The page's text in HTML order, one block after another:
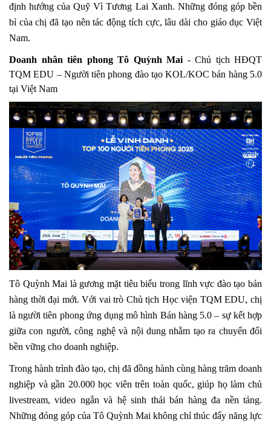
định hướng của Quỹ Vì Tương Lai Xanh. Những đóng góp bền
bỉ của chị đã tạo nên tác động tích cực, lâu dài cho giáo dục Việt
Nam.
Doanh nhân tiên phong Tô Quỳnh Mai - Chủ tịch HĐQT
TQM EDU – Người tiên phong đào tạo KOL/KOC bán hàng 5.0
tại Việt Nam
Tô Quỳnh Mai là gương mặt tiêu biểu trong lĩnh vực đào tạo bán
hàng thời đại mới. Với vai trò Chủ tịch Học viện TQM EDU, chị
là người tiên phong ứng dụng mô hình Bán hàng 5.0 – sự kết hợp
giữa con người, công nghệ và nội dung nhằm tạo ra chuyển đổi
bền vững cho doanh nghiệp.
Trong hành trình đào tạo, chị đã đồng hành cùng hàng trăm doanh
nghiệp và gần 20.000 học viên trên toàn quốc, giúp họ làm chủ
livestream, video ngắn và hệ sinh thái bán hàng đa nền tảng.
Những đóng góp của Tô Quỳnh Mai không chỉ thúc đẩy năng lực